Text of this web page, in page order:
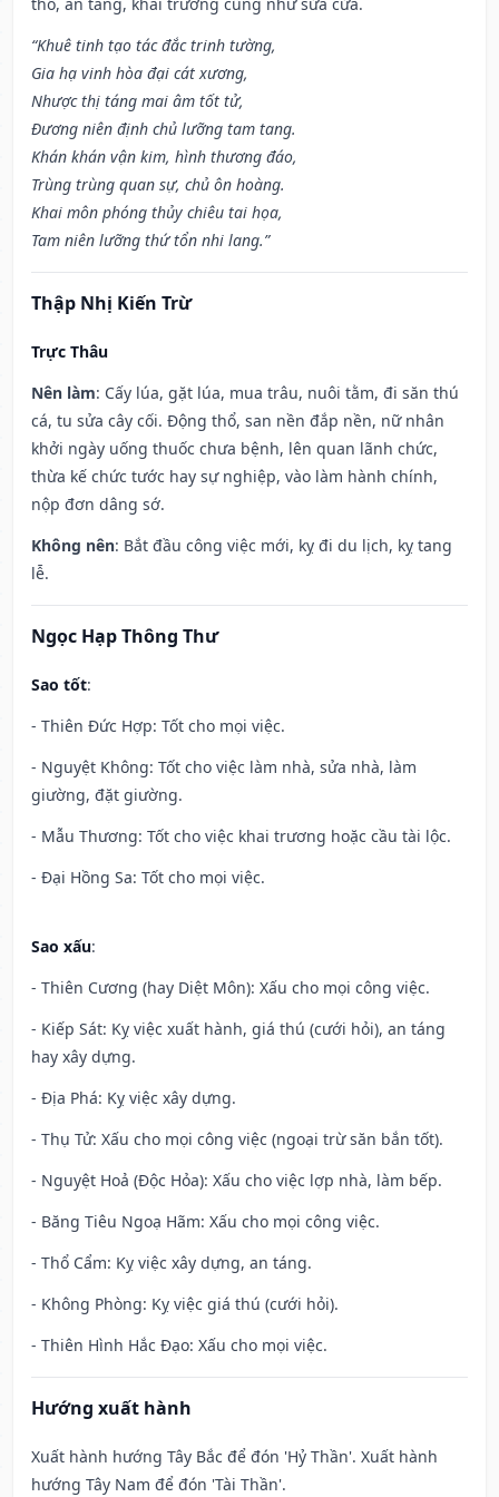
“Khuê tinh tạo tác đắc trinh tường,
Gia hạ vinh hòa đại cát xương,
Nhược thị táng mai âm tốt tử,
Đương niên định chủ lưỡng tam tang.
Khán khán vận kim, hình thương đáo,
Trùng trùng quan sự, chủ ôn hoàng.
Khai môn phóng thủy chiêu tai họa,
Tam niên lưỡng thứ tổn nhi lang.”
Thập Nhị Kiến Trừ
Trực Thâu
Nên làm: Cấy lúa, gặt lúa, mua trâu, nuôi tằm, đi săn thú
cá, tu sửa cây cối. Động thổ, san nền đắp nền, nữ nhân
khởi ngày uống thuốc chưa bệnh, lên quan lãnh chức,
thừa kế chức tước hay sự nghiệp, vào làm hành chính,
nộp đơn dâng sớ.
Không nên: Bắt đầu công việc mới, kỵ đi du lịch, kỵ tang
lễ.
Ngọc Hạp Thông Thư
Sao tốt:
- Thiên Đức Hợp: Tốt cho mọi việc.
- Nguyệt Không: Tốt cho việc làm nhà, sửa nhà, làm
giường, đặt giường.
- Mẫu Thương: Tốt cho việc khai trương hoặc cầu tài lộc.
- Đại Hồng Sa: Tốt cho mọi việc.
Sao xấu:
- Thiên Cương (hay Diệt Môn): Xấu cho mọi công việc.
- Kiếp Sát: Kỵ việc xuất hành, giá thú (cưới hỏi), an táng
hay xây dựng.
- Địa Phá: Kỵ việc xây dựng.
- Thụ Tử: Xấu cho mọi công việc (ngoại trừ săn bắn tốt).
- Nguyệt Hoả (Độc Hỏa): Xấu cho việc lợp nhà, làm bếp.
- Băng Tiêu Ngoạ Hãm: Xấu cho mọi công việc.
- Thổ Cẩm: Kỵ việc xây dựng, an táng.
- Không Phòng: Kỵ việc giá thú (cưới hỏi).
- Thiên Hình Hắc Đạo: Xấu cho mọi việc.
Hướng xuất hành
Xuất hành hướng Tây Bắc để đón 'Hỷ Thần'. Xuất hành
hướng Tây Nam để đón 'Tài Thần'.